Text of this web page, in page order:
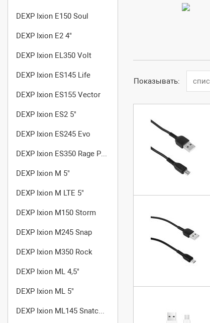
DEXP Ixion E150 Soul
DEXP Ixion E2 4"
DEXP Ixion EL350 Volt
DEXP Ixion ES145 Life
DEXP Ixion ES155 Vector
DEXP Ixion ES2 5"
DEXP Ixion ES245 Evo
DEXP Ixion ES350 Rage Plus
DEXP Ixion M 5"
DEXP Ixion M LTE 5"
DEXP Ixion M150 Storm
DEXP Ixion M245 Snap
DEXP Ixion M350 Rock
DEXP Ixion ML 4,5"
DEXP Ixion ML 5"
DEXP Ixion ML145 Snatch SE
Показывать: